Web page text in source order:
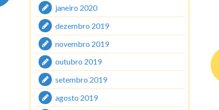
janeiro 2020
dezembro 2019
novembro 2019
outubro 2019
setembro 2019
agosto 2019